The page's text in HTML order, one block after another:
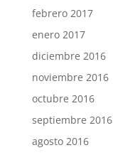
febrero 2017
enero 2017
diciembre 2016
noviembre 2016
octubre 2016
septiembre 2016
agosto 2016